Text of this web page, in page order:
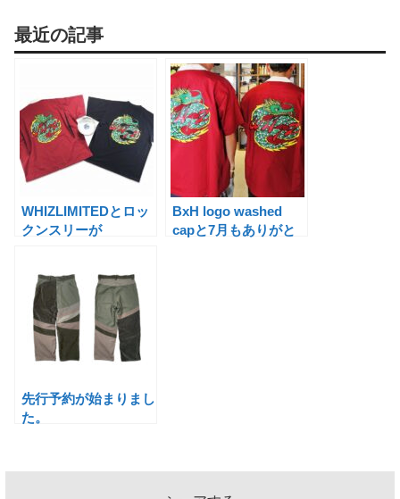
最近の記事
WHIZLIMITEDとロッ
クンスリーが
BxH logo washed
capと7月もありがと
先行予約が始まりまし
た。